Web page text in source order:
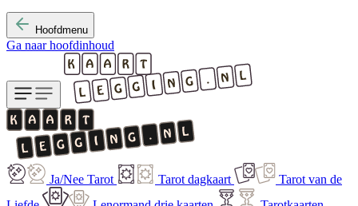
Hoofdmenu
Ga naar hoofdinhoud
Ja/Nee Tarot Tarot dagkaart
Tarot van de